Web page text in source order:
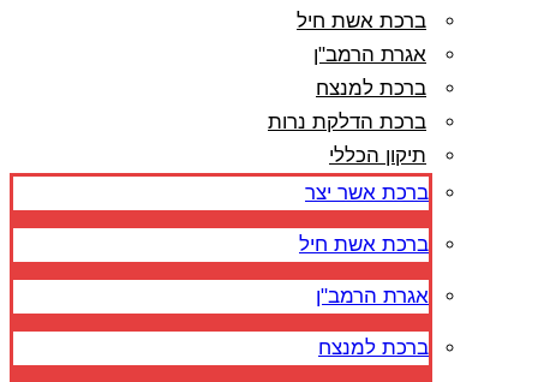
ברכת אשת חיל
אגרת הרמב"ן
ברכת למנצח
ברכת הדלקת נרות
תיקון הכללי
ברכת אשר יצר
ברכת אשת חיל
אגרת הרמב"ן
ברכת למנצח